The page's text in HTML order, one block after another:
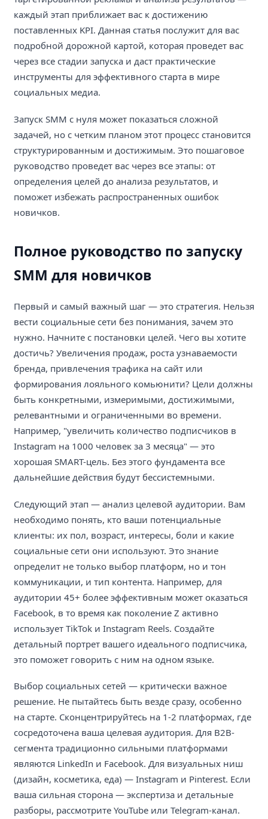
каждый этап приближает вас к достижению
поставленных KPI. Данная статья послужит для вас
подробной дорожной картой, которая проведет вас
через все стадии запуска и даст практические
инструменты для эффективного старта в мире
социальных медиа.
Запуск SMM с нуля может показаться сложной
задачей, но с четким планом этот процесс становится
структурированным и достижимым. Это пошаговое
руководство проведет вас через все этапы: от
определения целей до анализа результатов, и
поможет избежать распространенных ошибок
новичков.
Полное руководство по запуску
SMM для новичков
Первый и самый важный шаг — это стратегия. Нельзя
вести социальные сети без понимания, зачем это
нужно. Начните с постановки целей. Чего вы хотите
достичь? Увеличения продаж, роста узнаваемости
бренда, привлечения трафика на сайт или
формирования лояльного комьюнити? Цели должны
быть конкретными, измеримыми, достижимыми,
релевантными и ограниченными во времени.
Например, "увеличить количество подписчиков в
Instagram на 1000 человек за 3 месяца" — это
хорошая SMART-цель. Без этого фундамента все
дальнейшие действия будут бессистемными.
Следующий этап — анализ целевой аудитории. Вам
необходимо понять, кто ваши потенциальные
клиенты: их пол, возраст, интересы, боли и какие
социальные сети они используют. Это знание
определит не только выбор платформ, но и тон
коммуникации, и тип контента. Например, для
аудитории 45+ более эффективным может оказаться
Facebook, в то время как поколение Z активно
использует TikTok и Instagram Reels. Создайте
детальный портрет вашего идеального подписчика,
это поможет говорить с ним на одном языке.
Выбор социальных сетей — критически важное
решение. Не пытайтесь быть везде сразу, особенно
на старте. Сконцентрируйтесь на 1-2 платформах, где
сосредоточена ваша целевая аудитория. Для B2B-
сегмента традиционно сильными платформами
являются LinkedIn и Facebook. Для визуальных ниш
(дизайн, косметика, еда) — Instagram и Pinterest. Если
ваша сильная сторона — экспертиза и детальные
разборы, рассмотрите YouTube или Telegram-канал.